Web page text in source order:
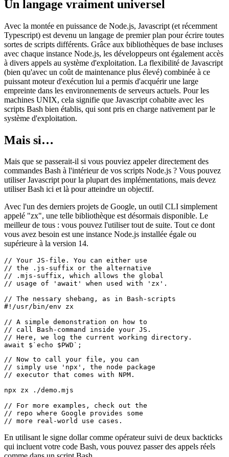
11 mai 2021
Un langage vraiment universel
Avec la montée en puissance de Node.js, Javascript (et récemment
Typescript) est devenu un langage de premier plan pour écrire toutes
sortes de scripts différents. Grâce aux bibliothèques de base incluses
avec chaque instance Node.js, les développeurs ont également accès
à divers appels au système d'exploitation. La flexibilité de Javascript
(bien qu'avec un coût de maintenance plus élevé) combinée à ce
puissant moteur d'exécution lui a permis d'acquérir une large
empreinte dans les environnements de serveurs actuels. Pour les
machines UNIX, cela signifie que Javascript cohabite avec les
scripts Bash bien établis, qui sont pris en charge nativement par le
système d'exploitation.
Mais si…
Mais que se passerait-il si vous pouviez appeler directement des
commandes Bash à l'intérieur de vos scripts Node.js ? Vous pouvez
utiliser Javascript pour la plupart des implémentations, mais devez
utiliser Bash ici et là pour atteindre un objectif.
Avec l'un des derniers projets de Google, un outil CLI simplement
appelé "zx", une telle bibliothèque est désormais disponible. Le
meilleur de tous : vous pouvez l'utiliser tout de suite. Tout ce dont
vous avez besoin est une instance Node.js installée égale ou
supérieure à la version 14.
// Your JS-file. You can either use
// .mjs-suffix, which allows the global
// usage of 'await' when used with 'zx'.
// The nessary shebang, as in Bash-scripts
#!/usr/bin/env zx
// A simple demonstration on how to
// call Bash-command inside your JS.
// Here, we log the current working directory.
// simply use 'npx', the node package
npx zx ./demo.mjs
// repo where Google provides some